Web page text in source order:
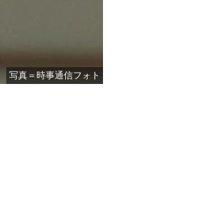
写真＝時事通信フォト